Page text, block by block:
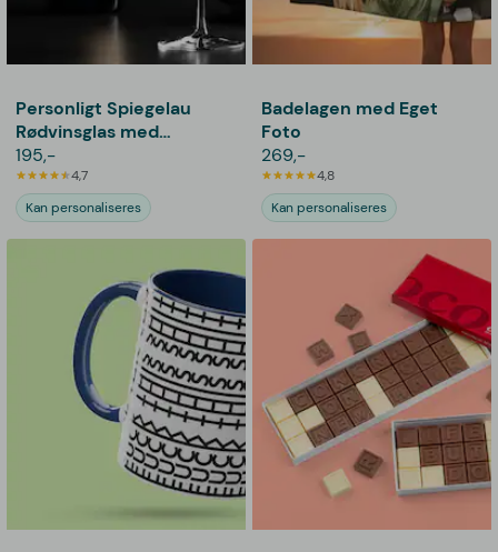
Personligt Spiegelau
Rødvinsglas med
Gravering - Bogstav,
Navn & Dato
195,-
4,7
Kan personaliseres
Badelagen med Eget
Foto
269,-
4,8
Kan personaliseres